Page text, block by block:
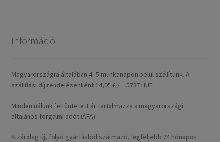
Információ
Magyarországra általában 4–5 munkanapon belül szállítunk. A
szállítási díj rendelésenként 14,95 € / ~ 5737 HUF.
Minden nálunk feltüntetett ár tartalmazza a magyarországi
általános forgalmi adót (ÁFA).
Kizárólag új, folyó gyártásból származó, legfeljebb 24 hónapos